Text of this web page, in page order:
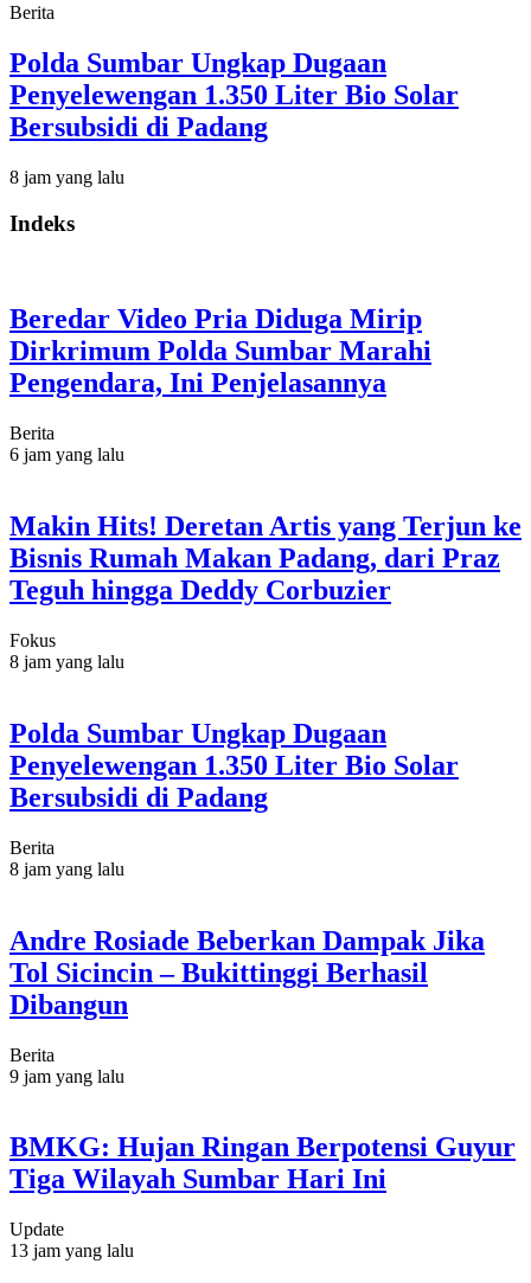
Berita
Polda Sumbar Ungkap Dugaan
Penyelewengan 1.350 Liter Bio Solar
Bersubsidi di Padang
8 jam yang lalu
Indeks
Beredar Video Pria Diduga Mirip
Dirkrimum Polda Sumbar Marahi
Pengendara, Ini Penjelasannya
Berita
6 jam yang lalu
Makin Hits! Deretan Artis yang Terjun ke
Bisnis Rumah Makan Padang, dari Praz
Teguh hingga Deddy Corbuzier
Fokus
8 jam yang lalu
Polda Sumbar Ungkap Dugaan
Penyelewengan 1.350 Liter Bio Solar
Bersubsidi di Padang
Berita
8 jam yang lalu
Andre Rosiade Beberkan Dampak Jika
Tol Sicincin – Bukittinggi Berhasil
Dibangun
Berita
9 jam yang lalu
BMKG: Hujan Ringan Berpotensi Guyur
Tiga Wilayah Sumbar Hari Ini
Update
13 jam yang lalu